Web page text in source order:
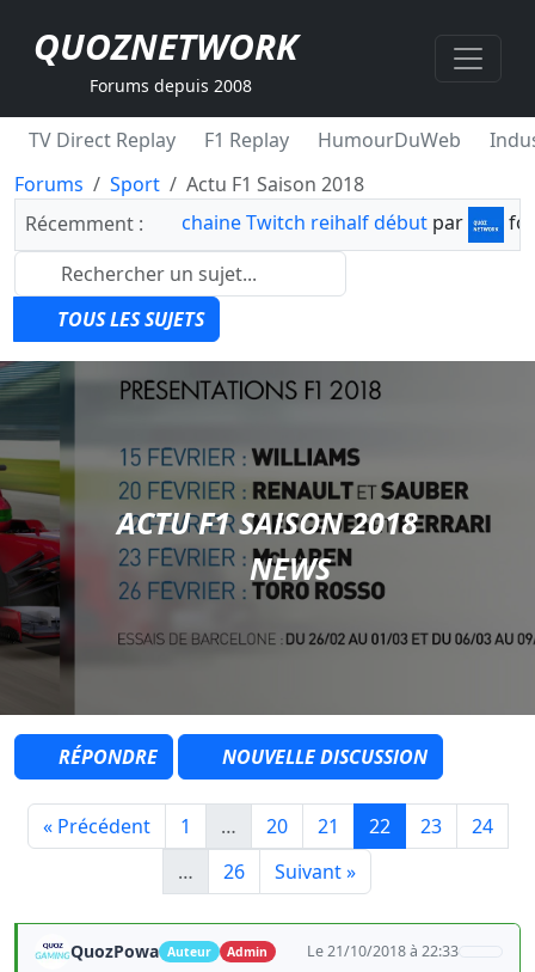
QUOZNETWORK
Forums depuis 2008
TV Direct Replay F1 Replay HumourDuWeb
Forums
Sport
Actu F1 Saison 2018
Récemment :
chaine Twitch reihalf début par
TOUS LES SUJETS
ACTU F1 SAISON 2018
NEWS
RÉPONDRE NOUVELLE DISCUSSION
« Précédent 1 … 20 21 22 23
24
…
26 Suivant »
QuozPowa Auteur Admin Le 21/10/2018 à 22:33